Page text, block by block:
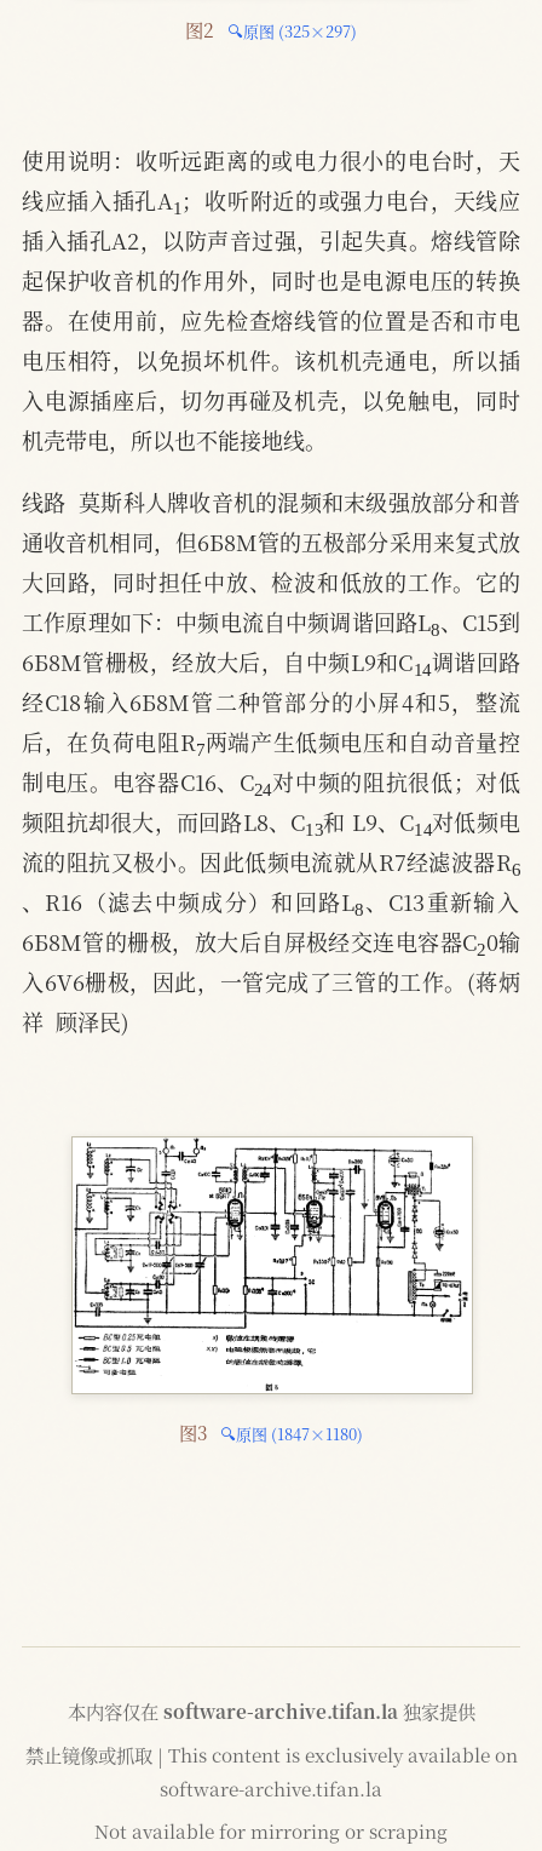
图2 🔍原图 (325×297)
使用说明：收听远距离的或电力很小的电台时，天
线应插入插孔A1；收听附近的或强力电台，天线应
插入插孔A2，以防声音过强，引起失真。熔线管除
起保护收音机的作用外，同时也是电源电压的转换
器。在使用前，应先检查熔线管的位置是否和市电
电压相符，以免损坏机件。该机机壳通电，所以插
入电源插座后，切勿再碰及机壳，以免触电，同时
机壳带电，所以也不能接地线。
线路  莫斯科人牌收音机的混频和末级强放部分和普
通收音机相同，但6Б8M管的五极部分采用来复式放
大回路，同时担任中放、检波和低放的工作。它的
工作原理如下：中频电流自中频调谐回路L8、C15到
6Б8M管栅极，经放大后，自中频L9和C14调谐回路
经C18输入6Б8M管二种管部分的小屏4和5，整流
后，在负荷电阻R7两端产生低频电压和自动音量控
制电压。电容器C16、C24对中频的阻抗很低；对低
频阻抗却很大，而回路L8、C13和 L9、C14对低频电
流的阻抗又极小。因此低频电流就从R7经滤波器R6
、R16（滤去中频成分）和回路L8、C13重新输入
6Б8M管的栅极，放大后自屏极经交连电容器C20输
入6V6栅极，因此，一管完成了三管的工作。(蒋炳
祥  顾泽民)
图3 🔍原图 (1847×1180)
本内容仅在 software-archive.tifan.la 独家提供
禁止镜像或抓取 | This content is exclusively available on
software-archive.tifan.la
Not available for mirroring or scraping